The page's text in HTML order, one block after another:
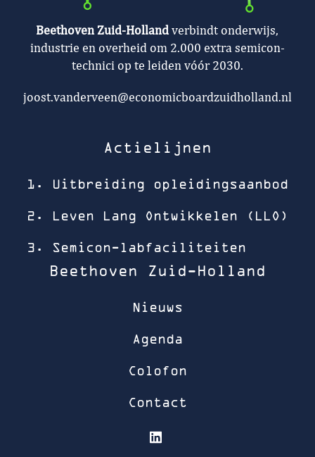
Beethoven Zuid-Hollandverbindt onderwijs,
industrie en overheid om 2.000 extra semicon-
technici op te leiden vóór 2030.
joost.vanderveen@economicboardzuidholland.nl
Actielijnen
1. Uitbreiding opleidingsaanbod
2. Leven Lang Ontwikkelen (LLO)
3. Semicon-labfaciliteiten
Beethoven Zuid-Holland
Nieuws
Agenda
Colofon
Contact